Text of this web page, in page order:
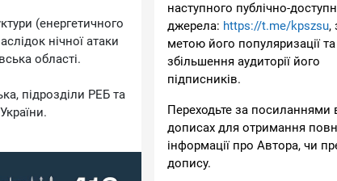
(енергетичного
нічної атаки
області.
підрозділи РЕБ та
наступного публічно-
джерела: https://t.me/kpszsu,
метою його популяризації та
збільшення аудиторії його
підписників.
Переходьте за посиланнями
дописах для отримання
інформації про Автора, чи
допису.